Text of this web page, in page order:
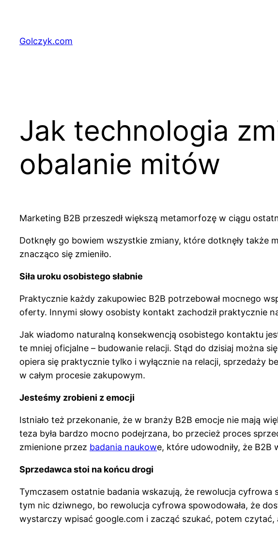
treściGolczyk.com
Jak technologia
obalanie mitów
Marketing B2B przeszedł większą metamorfozę w ciągu
Dotknęły go bowiem wszystkie zmiany, które dotknęły
znacząco się zmieniło.
Siła uroku osobistego słabnie
Praktycznie każdy zakupowiec B2B potrzebował mocnego
oferty. Innymi słowy osobisty kontakt zachodził praktycznie
Jak wiadomo naturalną konsekwencją osobistego kontaktu
te mniej oficjalne – budowanie relacji. Stąd do dzisiaj można
opiera się praktycznie tylko i wyłącznie na relacji, sprzedaży
w całym procesie zakupowym.
Jesteśmy zrobieni z emocji
Istniało też przekonanie, że w branży B2B emocje nie mają
teza była bardzo mocno podejrzana, bo przecież proces
zmienione przez badania naukowe, które udowodniły, że B2B
Sprzedawca stoi na końcu drogi
Tymczasem ostatnie badania wskazują, że rewolucja
tym nic dziwnego, bo rewolucja cyfrowa spowodowała, że
wystarczy wpisać google.com i zacząć szukać, potem